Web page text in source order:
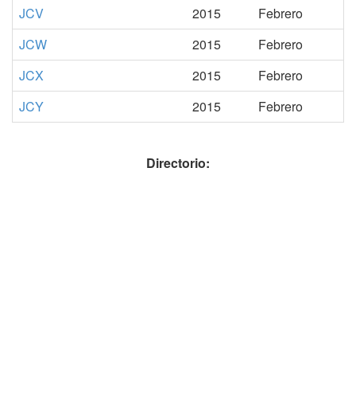
JCV
2015
Febrero
JCW
2015
Febrero
JCX
2015
Febrero
JCY
2015 Febrero
Directorio: